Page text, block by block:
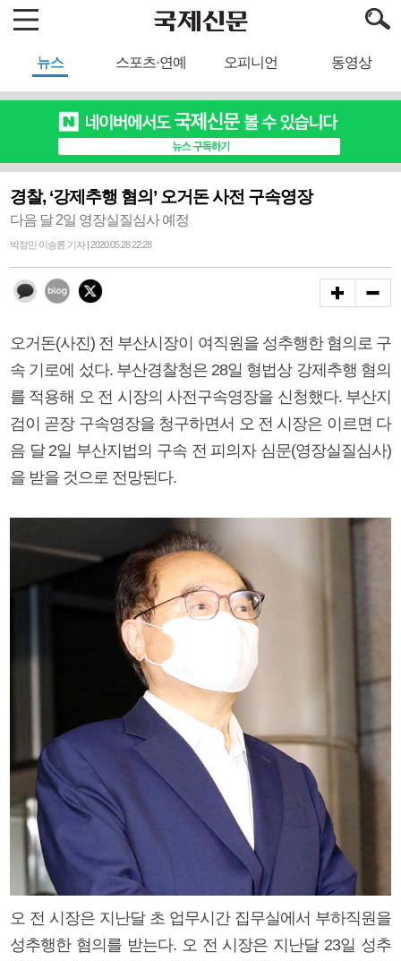
뉴스 스포츠·연예 오피니언 동영상
경찰, ‘강제추행 혐의’ 오거돈 사전 구속영장
다음 달 2일 영장실질심사 예정
박정민 이승륜 기자 | 2020.05.28 22:28
오거돈(사진) 전 부산시장이 여직원을 성추행한 혐의로 구
속 기로에 섰다. 부산경찰청은 28일 형법상 강제추행 혐의
를 적용해 오 전 시장의 사전구속영장을 신청했다. 부산지
검이 곧장 구속영장을 청구하면서 오 전 시장은 이르면 다
음 달 2일 부산지법의 구속 전 피의자 심문(영장실질심사)
을 받을 것으로 전망된다.
오 전 시장은 지난달 초 업무시간 집무실에서 부하직원을
성추행한 혐의를 받는다. 오 전 시장은 지난달 23일 성추